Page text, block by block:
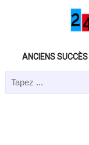
ANCIENS SUCCÈS